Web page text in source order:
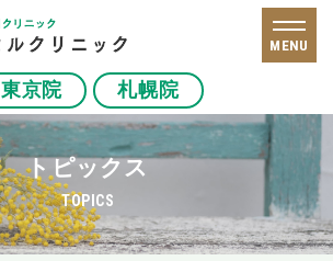
東京院 札幌院
MENU
トピックス
TOPICS